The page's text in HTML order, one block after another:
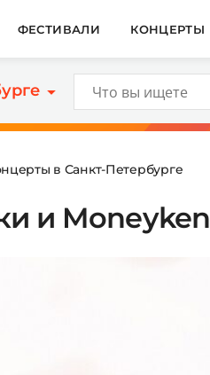
ФЕСТИВАЛИ КОНЦЕРТЫ
в Санкт-Петербурге
и Moneyken